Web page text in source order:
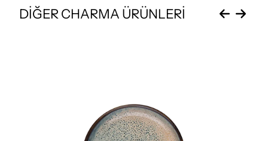
DİĞER CHARMA ÜRÜNLERİ